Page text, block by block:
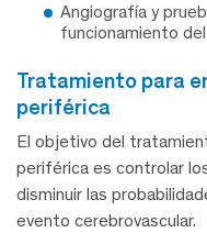
Angiografía y
funcionamiento
tratamiento para enfermedad arterial
periférica
El objetivo del
periférica es controlar
disminuir las
evento cerebrovascular.